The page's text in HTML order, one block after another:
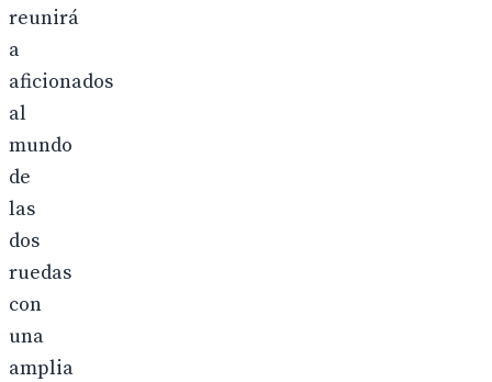
reunirá
a
aficionados
al
mundo
de
las
dos
ruedas
con
una
amplia